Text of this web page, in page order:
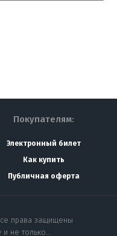
Покупателям:
Электронный билет
Как купить
Публичная оферта
права защищены
не только…